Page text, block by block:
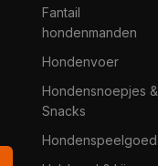
Fantail
hondenmanden
Hondenvoer
Hondensnoepjes &
Snacks
Hondenspeelgoed